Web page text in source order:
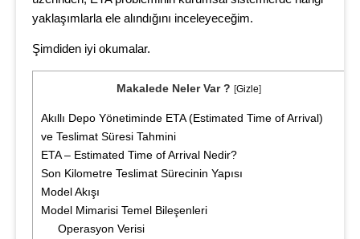
yaklaşımlarla ele alındığını inceleyeceğim.
Şimdiden iyi okumalar.
Makalede Neler Var ? [Gizle]
Akıllı Depo Yönetiminde ETA (Estimated Time of Arrival)
ve Teslimat Süresi Tahmini
ETA – Estimated Time of Arrival Nedir?
Son Kilometre Teslimat Sürecinin Yapısı
Model Akışı
Model Mimarisi Temel Bileşenleri
Operasyon Verisi